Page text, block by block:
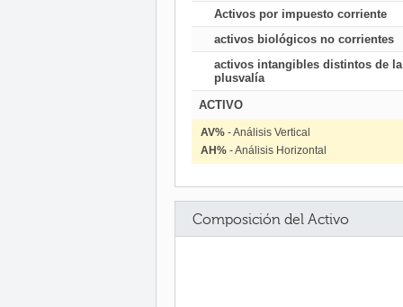
Activos por impuesto corriente
activos biológicos no corrientes
activos intangibles distintos de la
plusvalía
ACTIVO
AV% - Análisis Vertical
AH% - Análisis Horizontal
Composición del Activo